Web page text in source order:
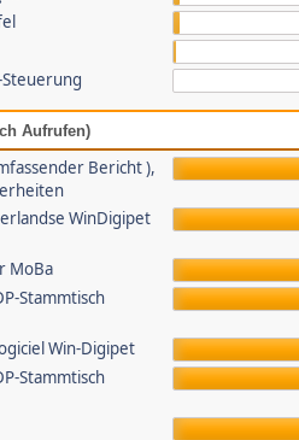
Aufrufen)
Bericht ),
WinDigipet
MoBa
Stammtisch
Win-Digipet
Stammtisch